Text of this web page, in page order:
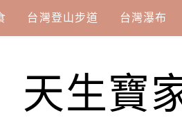
台灣登山步道 台灣瀑布
天生寶